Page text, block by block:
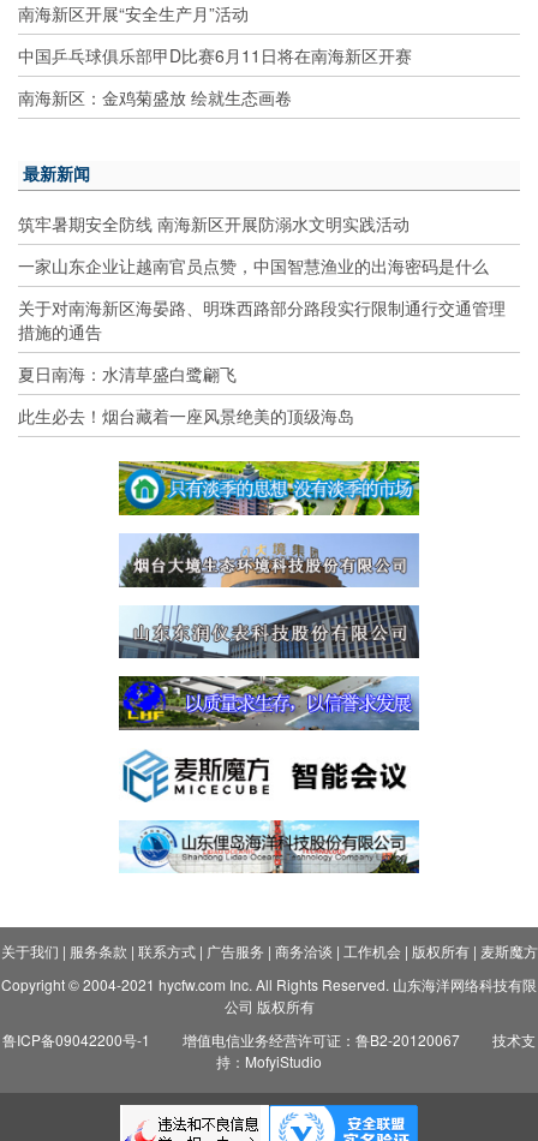
南海新区开展“安全生产月”活动
中国乒乓球俱乐部甲D比赛6月11日将在南海新区开赛
南海新区：金鸡菊盛放 绘就生态画卷
最新新闻
筑牢暑期安全防线 南海新区开展防溺水文明实践活动
一家山东企业让越南官员点赞，中国智慧渔业的出海密码是什么
关于对南海新区海晏路、明珠西路部分路段实行限制通行交通管理
措施的通告
夏日南海：水清草盛白鹭翩飞
此生必去！烟台藏着一座风景绝美的顶级海岛
关于我们 | 服务条款 | 联系方式| 广告服务 | 商务洽谈 | 工作机会| 版权所有| 麦斯魔方
Copyright © 2004-2021 hycfw.com Inc. All Rights Reserved. 山东海洋网络科技有限
公司 版权所有
鲁ICP备09042200号-1
增值电信业务经营许可证：鲁B2-20120067
技术支
持：MofyiStudio